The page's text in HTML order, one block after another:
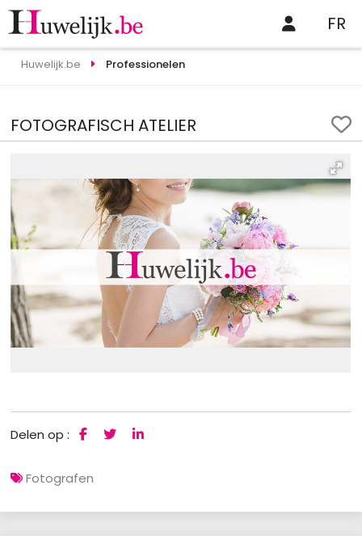
FR
Huwelijk.be Professionelen
FOTOGRAFISCH ATELIER
Delen op :
Fotografen